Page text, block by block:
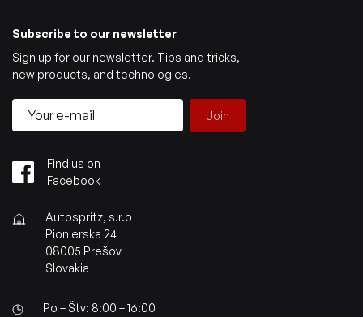
Subscribe to our newsletter
Sign up for our newsletter. Tips and tricks,
new products, and technologies.
Join
Find us on
Facebook
Autospritz, s.r.o
Pionierska 24
08005 Prešov
Slovakia
Po – Štv: 8:00 – 16:00